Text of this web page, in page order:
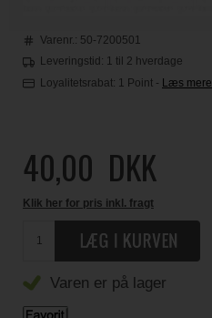
Varenr.: 50-7200501
Leveringstid: 1 til 2 hverdage
Loyalitetsrabat: 1 Point - Læs mere
40,00 DKK
Klik her for pris inkl. fragt
Varen er på lager